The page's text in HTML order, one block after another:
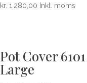
kr. 1.280,00 Inkl. moms
Pot Cover
Large